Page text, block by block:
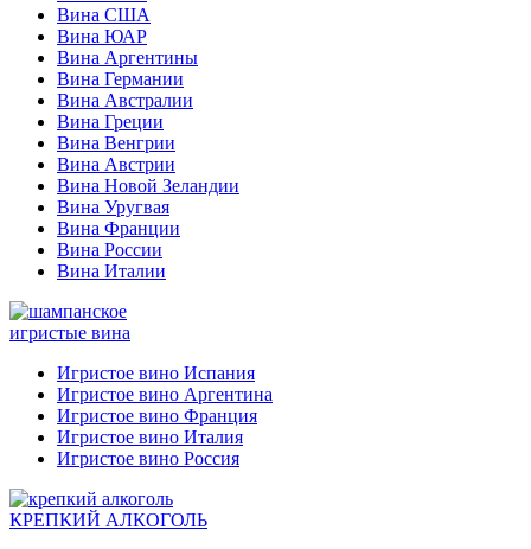
Вина США
Вина ЮАР
Вина Аргентины
Вина Германии
Вина Австралии
Вина Греции
Вина Венгрии
Вина Австрии
Вина Новой Зеландии
Вина Уругвая
Вина Франции
Вина России
Вина Италии
игристые вина
Игристое вино Испания
Игристое вино Аргентина
Игристое вино Франция
Игристое вино Италия
Игристое вино Россия
КРЕПКИЙ АЛКОГОЛЬ